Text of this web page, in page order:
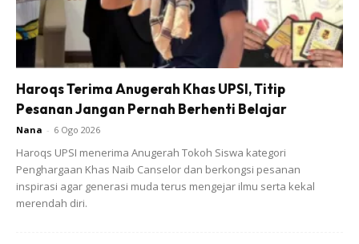
tengok Resurrection Osman (Dirilis Osman) pula pasal
pengasas Empayar Uthmaniyah dan Payitaht:
Abdulhamid iaitu mengenai Sultan Abdul Hamid, Sultan
Titah Seri Paduka Baginda, “Saya tengok drama ni dan
jatuh cinta dengan Sultan Abdul Hamid. Awak juga patut
tengok bagaimana orang berjuang demi empayar Islam,
empayar terhebat yang bertahan selama 600 tahun.”
Haroqs Terima Anugerah Khas UPSI, Titip
Pesanan Jangan Pernah Berhenti Belajar
Nana - 6 Ogo 2026
Haroqs UPSI menerima Anugerah Tokoh Siswa kategori
Penghargaan Khas Naib Canselor dan berkongsi pesanan
inspirasi agar generasi muda terus mengejar ilmu serta kekal
merendah diri.